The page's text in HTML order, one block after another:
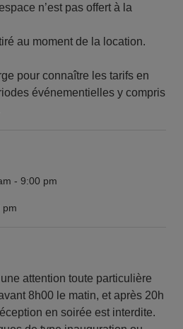
n’est pas offert à la
au moment de la location.
pour connaître les tarifs en
événementielles y compris
- 9:00 pm
pm
attention toute particulière
8h00 le matin, et après 20h
en soirée est interdite.